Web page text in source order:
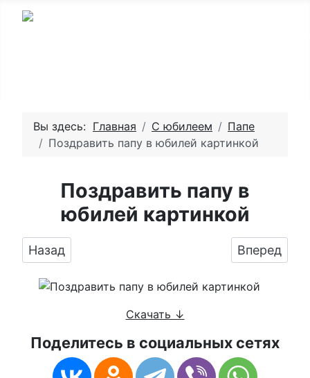
Вы здесь: Главная С юбилеем
Папе
Поздравить папу в юбилей картинкой
Поздравить папу в
юбилей картинкой
Предыдущий: Поздравляем с юбилеем,
Назад Вперед
Скачать ↓
Поделитесь в социальных сетях